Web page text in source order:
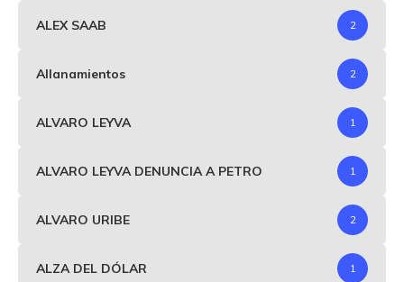
ALEX SAAB 2
Allanamientos 2
ALVARO LEYVA 1
ALVARO LEYVA DENUNCIA A PETRO 1
ALVARO URIBE 2
ALZA DEL DÓLAR 1